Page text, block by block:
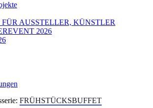
FÜR AUSSTELLER, KÜNSTLER
2026
FRÜHSTÜCKSBUFFET